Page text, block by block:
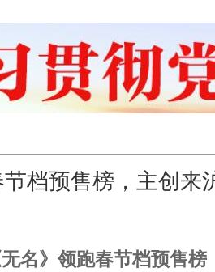
节档预售榜，主创来
名》领跑春节档预售